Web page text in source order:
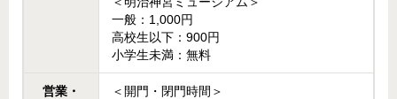
一般：1,000円
高校生以下：900円
小学生未満：無料
営業・
＜開門・閉門時間＞